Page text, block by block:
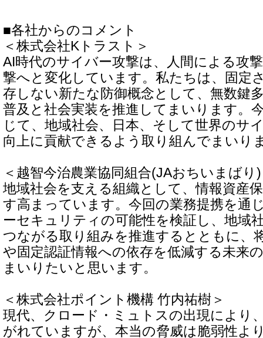
■各社からのコメント
＜株式会社Kトラスト＞
AI時代のサイバー攻撃は、人間による攻
撃へと変化しています。私たちは、固定
存しない新たな防御概念として、無数鍵
普及と社会実装を推進してまいります。
じて、地域社会、日本、そして世界のサ
向上に貢献できるよう取り組んでまいり
＜越智今治農業協同組合(JAおちいまばり
地域社会を支える組織として、情報資産
す高まっています。今回の業務提携を通
ーセキュリティの可能性を検証し、地域
つながる取り組みを推進するとともに、
や固定認証情報への依存を低減する未来
まいりたいと思います。
＜株式会社ポイント機構 竹内祐樹＞
現代、クロード・ミュトスの出現により
がれていますが、本当の脅威は脆弱性よ